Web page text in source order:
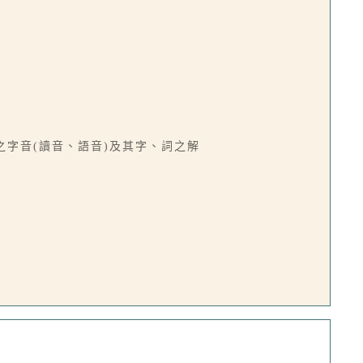
字音(讀音、語音)及其字、詞之解